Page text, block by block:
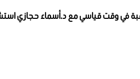
في وقت قياسي مع د.أسماء حجازي